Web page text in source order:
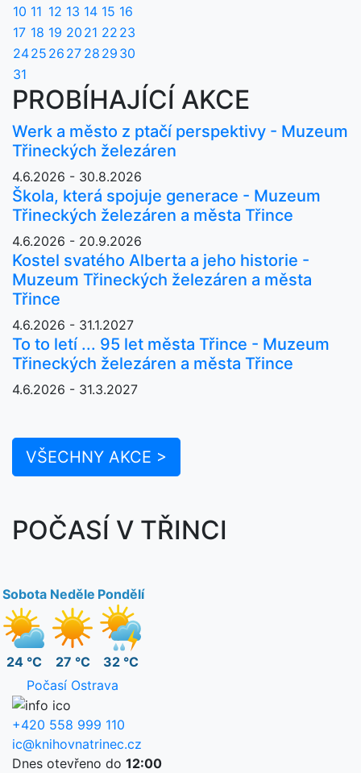
10 11 12 13 14 15 16
17 18 19 20 21 22 23
2425 26 27 28 29 30
31
PROBÍHAJÍCÍ AKCE
Werk a město z ptačí perspektivy - Muzeum
Třineckých železáren
4.6.2026 - 30.8.2026
Škola, která spojuje generace - Muzeum
Třineckých železáren a města Třince
4.6.2026 - 20.9.2026
Kostel svatého Alberta a jeho historie -
Muzeum Třineckých železáren a města
Třince
4.6.2026 - 31.1.2027
To to letí ... 95 let města Třince - Muzeum
Třineckých železáren a města Třince
4.6.2026 - 31.3.2027
VŠECHNY AKCE >
POČASÍ V TŘINCI
Sobota
24 °C
Neděle
27 °C
Pondělí
32 °C
Počasí Ostrava
+420 558 999 110
ic@knihovnatrinec.cz
Dnes otevřeno do 12:00